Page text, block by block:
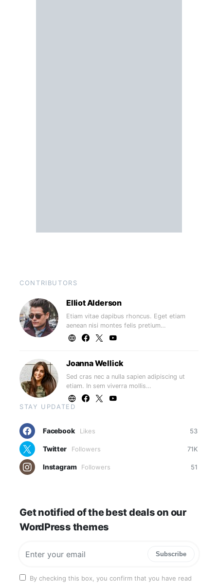
CONTRIBUTORS
Elliot Alderson
Etiam vitae dapibus rhoncus. Eget etiam
aenean nisi montes felis pretium…
Joanna Wellick
Sed cras nec a nulla sapien adipiscing ut
etiam. In sem viverra mollis…
STAY UPDATED
Facebook 53
Likes
Twitter 71K
Followers
Instagram 51
Followers
Get notified of the best deals on our
WordPress themes
Subscribe
By checking this box, you confirm that you have read